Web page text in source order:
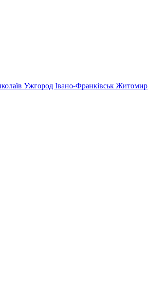
Ужгород Івано-Франківськ Житомир